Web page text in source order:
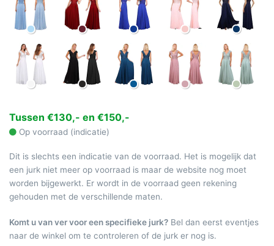
Tussen €130,- en €150,-
Op voorraad (indicatie)
Dit is slechts een indicatie van de voorraad. Het is mogelijk dat
een jurk niet meer op voorraad is maar de website nog moet
worden bijgewerkt. Er wordt in de voorraad geen rekening
gehouden met de verschillende maten.
Komt u van ver voor een specifieke jurk? Bel dan eerst eventjes
naar de winkel om te controleren of de jurk er nog is.